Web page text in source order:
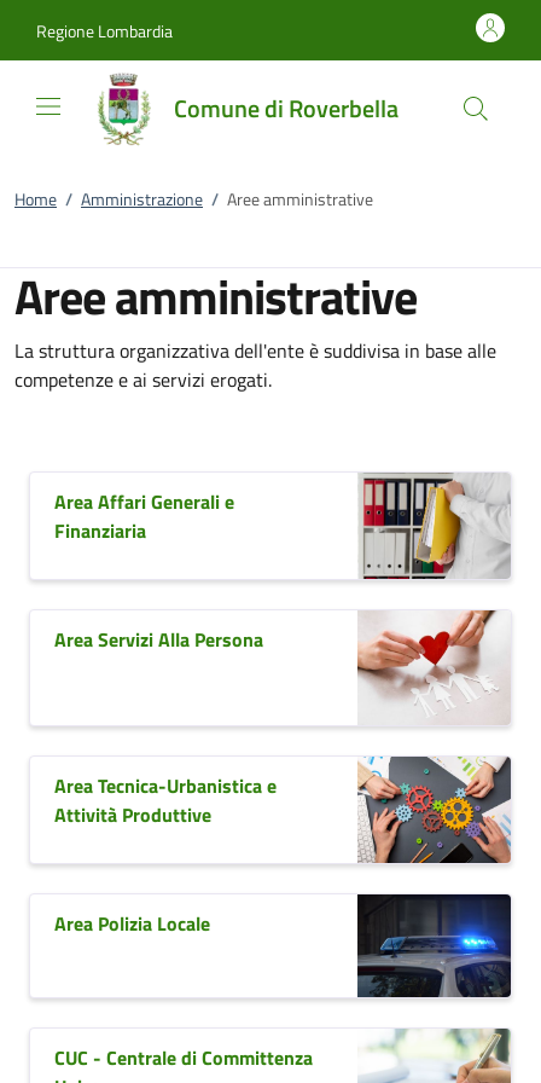
Regione Lombardia
Comune di Roverbella
Home / Amministrazione / Aree amministrative
Aree amministrative
La struttura organizzativa dell'ente è suddivisa in base alle
competenze e ai servizi erogati.
Area Affari Generali e
Finanziaria
Area Servizi Alla Persona
Area Tecnica-Urbanistica e
Attività Produttive
Area Polizia Locale
CUC - Centrale di Committenza